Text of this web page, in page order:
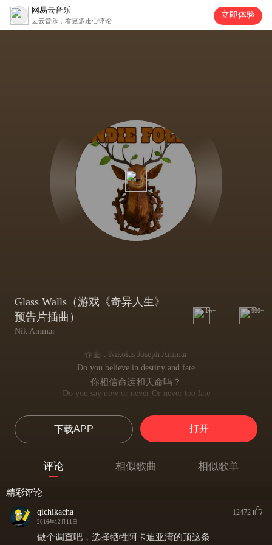
网易云音乐
去云音乐，看更多走心评论
立即体验
Glass Walls（游戏《奇异人生》
预告片插曲）
Nik Ammar
1w+ 999+
作曲 : Nikolas Joseph Ammar
Do you believe in destiny and fate
你相信命运和天命吗？
Do you say now or never Or never too late
The time has passed But I remember everything
时间流逝 而我仍记得一切
A flash that faded fast But my bruised heart still sings
It sings
都无法阻挡你的光芒
下载APP 打开
评论 相似歌曲 相似歌单
精彩评论
qichikacha
2016年12月11日
12472
做个调查吧，选择牺牲阿卡迪亚湾的顶这条